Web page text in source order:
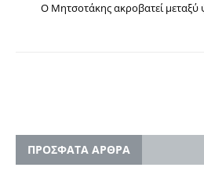
Ο Μητσοτάκης ακροβατεί μεταξύ
ΠΡΟΣΦΑΤΑ ΑΡΘΡΑ